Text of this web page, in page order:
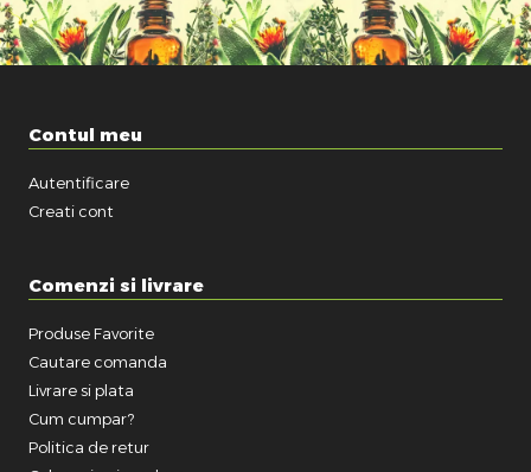
Contul meu
Autentificare
Creati cont
Comenzi si livrare
Produse Favorite
Cautare comanda
Livrare si plata
Cum cumpar?
Politica de retur